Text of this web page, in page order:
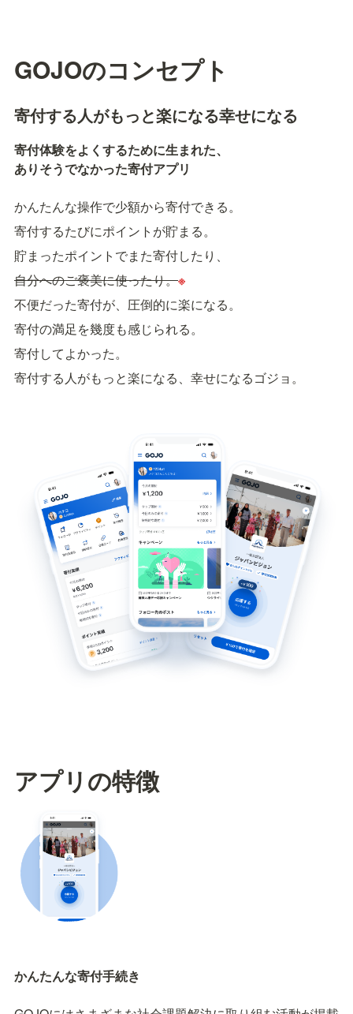
GOJOのコンセプト
寄付する人がもっと楽になる幸せになる
寄付体験をよくするために生まれた、
ありそうでなかった寄付アプリ
かんたんな操作で少額から寄付できる。
寄付するたびにポイントが貯まる。
貯まったポイントでまた寄付したり、
自分へのご褒美に使ったり。※
不便だった寄付が、圧倒的に楽になる。
寄付の満足を幾度も感じられる。
寄付してよかった。
寄付する人がもっと楽になる、幸せになるゴジョ。
アプリの特徴